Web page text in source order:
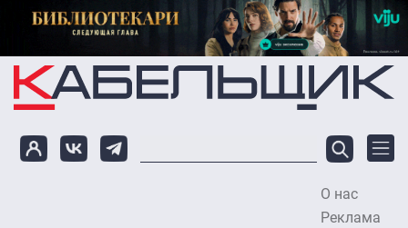
Перейти к основному содержанию
О нас
Реклама